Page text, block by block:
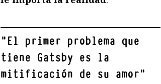
"El primer problema que
tiene Gatsby es la
mitificación de su amor"